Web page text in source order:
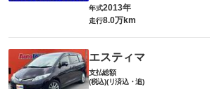
年式2013年
走行8.0万km
エスティマ
支払総額
(税込)(リ済込・追)